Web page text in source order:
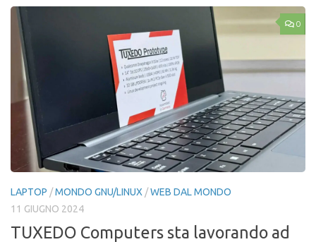
0
LAPTOP /MONDO GNU/LINUX /WEB DAL MONDO
11 GIUGNO 2024
TUXEDO Computers sta lavorando ad